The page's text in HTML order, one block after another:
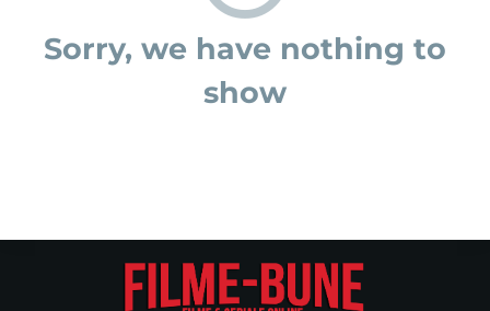
Sorry, we have nothing to
show